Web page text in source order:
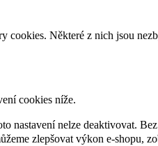
cookies. Některé z nich jsou
cookies níže.
nastavení nelze deaktivovat.
zlepšovat výkon e-shopu,